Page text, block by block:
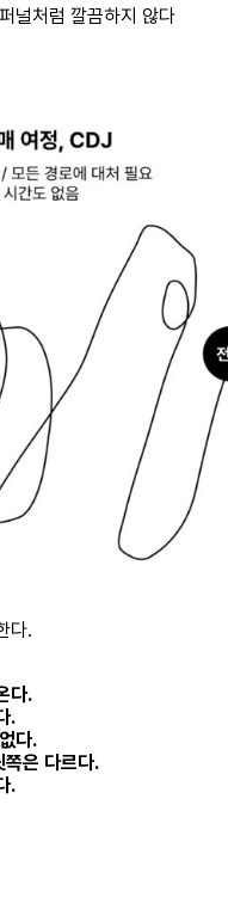
널처럼 깔끔하지 않다
다.
다.
.
다.
쪽은 다르다.
.